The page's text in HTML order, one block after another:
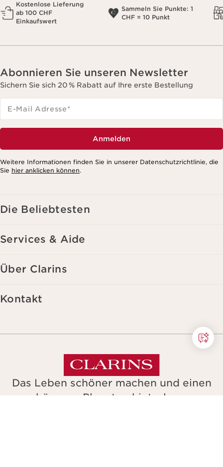
Kostenlose Lieferung
ab 100 CHF
Einkaufswert
Sammeln Sie Punkte: 1
CHF = 10 Punkt
Abonnieren Sie unseren Newsletter
Sichern Sie sich 20 % Rabatt auf Ihre erste Bestellung
E-Mail Adresse*
Anmelden
Weitere Informationen finden Sie in unserer Datenschutzrichtlinie, die
Sie hier anklicken können.
Die Beliebtesten
Services & Aide
Über Clarins
Kontakt
Das Leben schöner machen und einen
schöneren Planeten hinterlassen.